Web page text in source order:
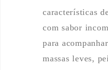
características
com sabor
para
massas leves,